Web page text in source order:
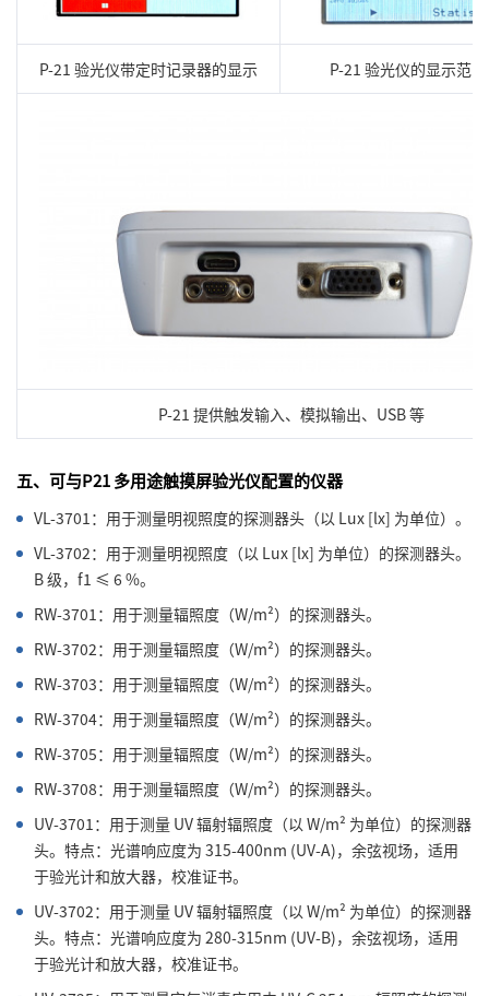
P-21 验光仪带定时记录器的显示 P-21 验光仪的显示范
P-21 提供触发输入、模拟输出、USB 等
五、可与P21 多用途触摸屏验光仪配置的仪器
VL-3701：用于测量明视照度的探测器头（以 Lux [lx] 为单位）。
VL-3702：用于测量明视照度（以 Lux [lx] 为单位）的探测器头。
B 级，f1 ≤ 6 %。
RW-3701：用于测量辐照度（W/m²）的探测器头。
RW-3702：用于测量辐照度（W/m²）的探测器头。
RW-3703：用于测量辐照度（W/m²）的探测器头。
RW-3704：用于测量辐照度（W/m²）的探测器头。
RW-3705：用于测量辐照度（W/m²）的探测器头。
RW-3708：用于测量辐照度（W/m²）的探测器头。
UV-3701：用于测量 UV 辐射辐照度（以 W/m² 为单位）的探测器
头。特点：光谱响应度为 315-400nm (UV-A)，余弦视场，适用
于验光计和放大器，校准证书。
UV-3702：用于测量 UV 辐射辐照度（以 W/m² 为单位）的探测器
头。特点：光谱响应度为 280-315nm (UV-B)，余弦视场，适用
于验光计和放大器，校准证书。